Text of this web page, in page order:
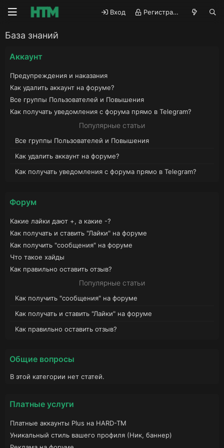
Вход Регистрация
База знаний
Аккаунт
Предупреждения и наказания
Как удалить аккаунт на форуме?
Все группы Пользователей и Повышения
Как получать уведомления с форума прямо в Telegram?
Популярные статьи
Все группы Пользователей и Повышения
Как удалить аккаунт на форуме?
Как получать уведомления с форума прямо в Telegram?
Форум
Какие лайки дают +, а какие -?
Как получать и ставить "Лайки" на форуме
Как получить "сообщения" на форуме
Что такое хайды
Как правильно оставить отзыв?
Популярные статьи
Как получить "сообщения" на форуме
Как получать и ставить "Лайки" на форуме
Как правильно оставить отзыв?
Общие вопросы
В этой категории нет статей.
Платные услуги
Платные аккаунты Plus на HARD-TM
Уникальный стиль вашего профиля (Ник, баннер)